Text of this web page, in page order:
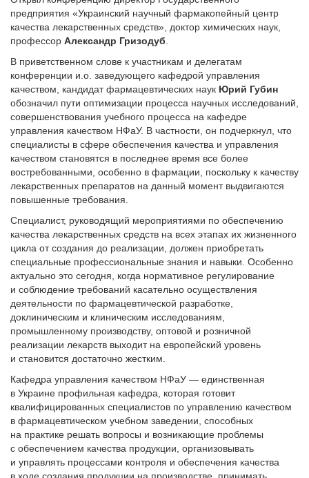
предприятия «Украинский научный фармакопейный центр
качества лекарственных средств», доктор химических наук,
профессор Александр Гризодуб
В приветственном слове к участникам и делегатам
конференции и.о. заведующего кафедрой управления
качеством, кандидат фармацевтических наук Юрий Губин
обозначил пути оптимизации процесса научных исследований,
совершенствования учебного процесса на кафедре
управления качеством НФаУ. В частности, он подчеркнул, что
специалисты в сфере обеспечения качества и управления
качеством становятся в последнее время все более
востребованными, особенно в фармации, поскольку к качеству
лекарственных препаратов на данный момент выдвигаются
повышенные требования.
Специалист, руководящий мероприятиями по обеспечению
качества лекарственных средств на всех этапах их жизненного
цикла от создания до реализации, должен приобретать
специальные профессиональные знания и навыки. Особенно
актуально это сегодня, когда нормативное регулирование
и соблюдение требований касательно осуществления
деятельности по фармацевтической разработке,
доклиническим и клиническим исследованиям,
промышленному производству, оптовой и розничной
реализации лекарств выходит на европейский уровень
и становится достаточно жестким.
Кафедра управления качеством НФаУ — единственная
в Украине профильная кафедра, которая готовит
квалифицированных специалистов по управлению качеством
в фармацевтическом учебном заведении, способных
на практике решать вопросы и возникающие проблемы
с обеспечением качества продукции, организовывать
и управлять процессами контроля и обеспечения качества